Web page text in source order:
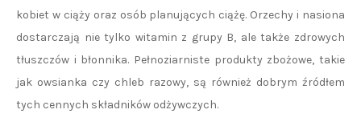
kobiet w ciąży oraz osób planujących ciążę. Orzechy i nasiona
dostarczają nie tylko witamin z grupy B, ale także zdrowych
tłuszczów i błonnika. Pełnoziarniste produkty zbożowe, takie
jak owsianka czy chleb razowy, są również dobrym źródłem
tych cennych składników odżywczych.